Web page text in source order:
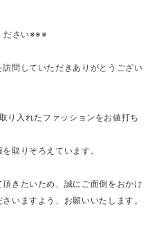
ださい※※※
問していただきありがとうござい
り入れたファッションをお値打ち
取りそろえています。
きたいため、誠にご面倒をおかけ
いますよう、お願いいたします。